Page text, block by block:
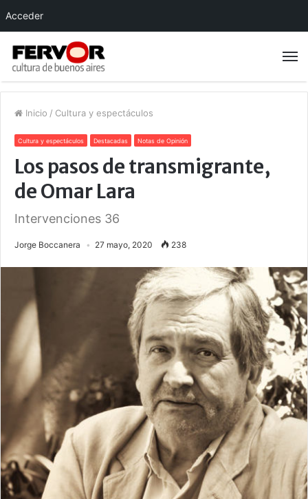
Inicio / Cultura y espectáculos
Cultura y espectáculos Destacadas Notas de Opinión
Los pasos de transmigrante,
de Omar Lara
Intervenciones 36
Jorge Boccanera 27 mayo, 2020 238
Acceder